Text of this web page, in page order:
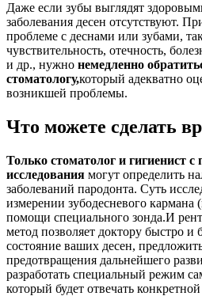
Даже если зубы выглядят
заболевания десен отсутствуют.
проблеме с деснами или зубами,
чувствительность, отечность,
и др., нужно немедленно
стоматологу,который адекватно
возникшей проблемы.
Что можете сделать
Только стоматолог и гигиенист
исследования могут определить
заболеваний пародонта. Суть
измерении зубодесневого кармана
помощи специального зонда.И
метод позволяет доктору быстро и
состояние ваших десен,
предотвращения дальнейшего
разработать специальный режим
который будет отвечать